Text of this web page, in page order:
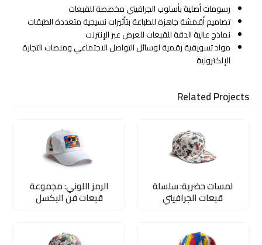
رسومات أصلية بأسلوب الجرافيتي مخصصة للقبعات
تصاميم أقمشة جاهزة للطباعة بتأثيرات نسيجية متعددة الطبقات
نماذج عالية الدقة للقبعات للعرض عبر الإنترنت
مواد تسويقية رقمية لوسائل التواصل الاجتماعي ومنصات التجارة
الإلكترونية
Related Projects
لمسات حضرية: سلسلة
قبعات الجرافيتي
الرمز اللوني: مجموعة
قبعات فن البكسل